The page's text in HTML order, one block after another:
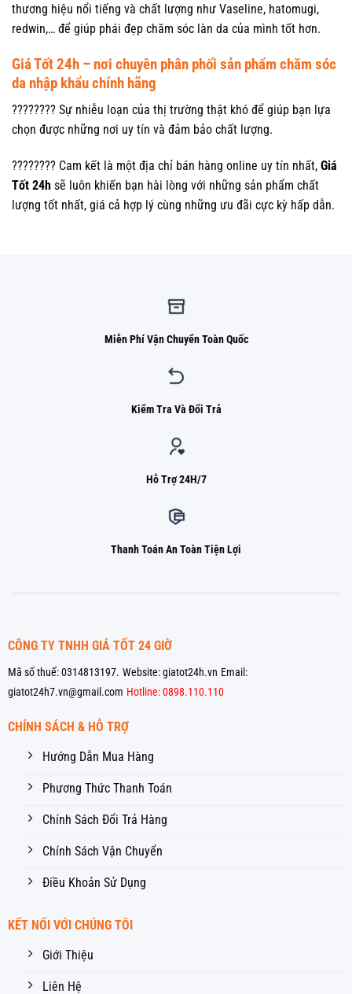
thương hiệu nổi tiếng và chất lượng như Vaseline, hatomugi,
redwin,… để giúp phái đẹp chăm sóc làn da của mình tốt hơn.
Giá Tốt 24h – nơi chuyên phân phối sản phẩm chăm sóc
da nhập khẩu chính hãng
???????? Sự nhiễu loạn của thị trường thật khó để giúp bạn lựa
chọn được những nơi uy tín và đảm bảo chất lượng.
???????? Cam kết là một địa chỉ bán hàng online uy tín nhất, Giá
Tốt 24h sẽ luôn khiến bạn hài lòng với những sản phẩm chất
lượng tốt nhất, giá cả hợp lý cùng những ưu đãi cực kỳ hấp dẫn.
Miễn Phí Vận Chuyển Toàn Quốc
Kiểm Tra Và Đổi Trả
Hỗ Trợ 24H/7
Thanh Toán An Toàn Tiện Lợi
CÔNG TY TNHH GIÁ TỐT 24 GIỜ
Mã số thuế: 0314813197. Website: giatot24h.vn Email:
giatot24h7.vn@gmail.com Hotline: 0898.110.110
CHÍNH SÁCH & HỖ TRỢ
Hướng Dẫn Mua Hàng
Phương Thức Thanh Toán
Chính Sách Đổi Trả Hàng
Chính Sách Vận Chuyển
Điều Khoản Sử Dụng
KẾT NỐI VỚI CHÚNG TÔI
Giới Thiệu
Liên Hệ